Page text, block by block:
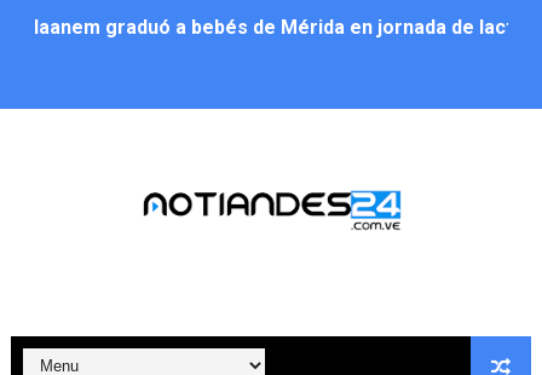
Iaanem graduó a bebés de Mérida en jornada de
Alcalde Nelson Álvarez llevó jornada recreativa a la
Nevado Gas optimiza servicio residencial en la